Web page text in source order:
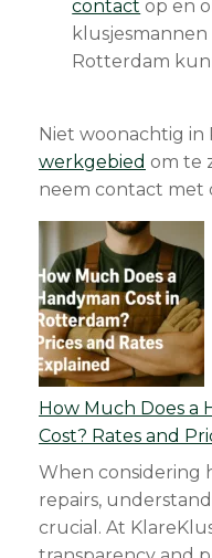
contact op en
Rotterdam
Niet woonachtig in
werkgebied om te
neem contact met
How Much Does a
Cost? Rates and
When considering
repairs,
crucial. At